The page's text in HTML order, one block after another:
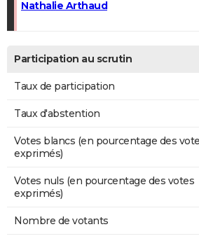
Nathalie Arthaud
Participation au scrutin
Taux de participation
Taux d'abstention
Votes blancs (en pourcentage des
exprimés)
Votes nuls (en pourcentage des votes
exprimés)
Nombre de votants